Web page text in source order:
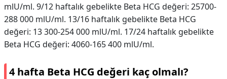
mlU/ml. 9/12 haftalık gebelikte Beta HCG değeri: 25700-
288 000 mlU/ml. 13/16 haftalık gebelikte Beta HCG
değeri: 13 300-254 000 mlU/ml. 17/24 haftalık gebelikte
Beta HCG değeri: 4060-165 400 mlU/ml.
4 hafta Beta HCG değeri kaç olmalı?